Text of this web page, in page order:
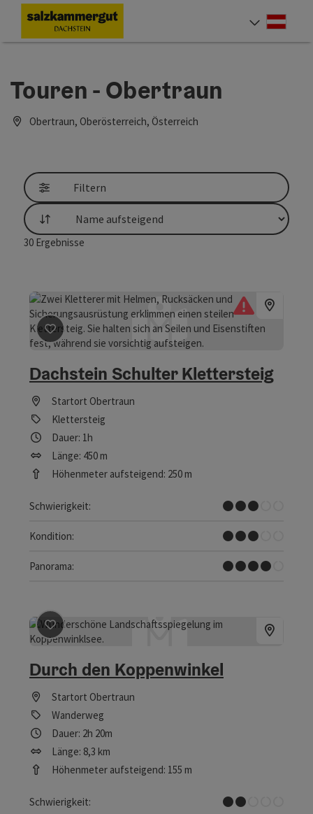
Zum InhaltAccesskey
[0]
Zur NavigationAccesskey
[1]
Zum Seitenanfang
Touren - Obertraun
Obertraun, Oberösterreich, Österreich
Filtern
Sortierung
30 Ergebnisse
Beitrag merken: Dachstein Schulter Klettersteig
Dachstein Schulter Klettersteig
Startort Obertraun
Klettersteig
Dauer: 1h
Länge: 450 m
Höhenmeter aufsteigend: 250 m
Schwierigkeit:
Mittel
Kondition:
Mittel
Panorama:
Tolles Panorama
Beitrag merken
Durch den Koppenwinkel
Startort Obertraun
Wanderweg
Dauer: 2h 20m
Länge: 8,3 km
Höhenmeter aufsteigend: 155 m
Schwierigkeit:
Leicht